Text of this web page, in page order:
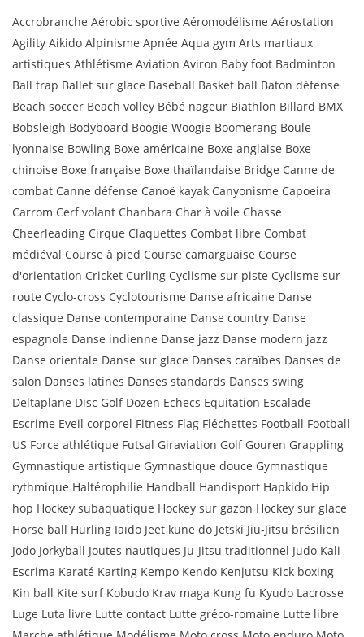
Accrobranche Aérobic sportive Aéromodélisme Aérostation
Agility Aikido Alpinisme Apnée Aqua gym Arts martiaux
artistiques Athlétisme Aviation Aviron Baby foot Badminton
Ball trap Ballet sur glace Baseball Basket ball Baton défense
Beach soccer Beach volley Bébé nageur Biathlon Billard BMX
Bobsleigh Bodyboard Boogie Woogie Boomerang Boule
lyonnaise Bowling Boxe américaine Boxe anglaise Boxe
chinoise Boxe française Boxe thaïlandaise Bridge Canne de
combat Canne défense Canoë kayak Canyonisme Capoeira
Carrom Cerf volant Chanbara Char à voile Chasse
Cheerleading Cirque Claquettes Combat libre Combat
médiéval Course à pied Course camarguaise Course
d'orientation Cricket Curling Cyclisme sur piste Cyclisme sur
route Cyclo-cross Cyclotourisme Danse africaine Danse
classique Danse contemporaine Danse country Danse
espagnole Danse indienne Danse jazz Danse modern jazz
Danse orientale Danse sur glace Danses caraïbes Danses de
salon Danses latines Danses standards Danses swing
Deltaplane Disc Golf Dozen Echecs Equitation Escalade
Escrime Eveil corporel Fitness Flag Fléchettes Football Football
US Force athlétique Futsal Giraviation Golf Gouren Grappling
Gymnastique artistique Gymnastique douce Gymnastique
rythmique Haltérophilie Handball Handisport Hapkido Hip
hop Hockey subaquatique Hockey sur gazon Hockey sur glace
Horse ball Hurling Iaïdo Jeet kune do Jetski Jiu-Jitsu brésilien
Jodo Jorkyball Joutes nautiques Ju-Jitsu traditionnel Judo Kali
Escrima Karaté Karting Kempo Kendo Kenjutsu Kick boxing
Kin ball Kite surf Kobudo Krav maga Kung fu Kyudo Lacrosse
Luge Luta livre Lutte contact Lutte gréco-romaine Lutte libre